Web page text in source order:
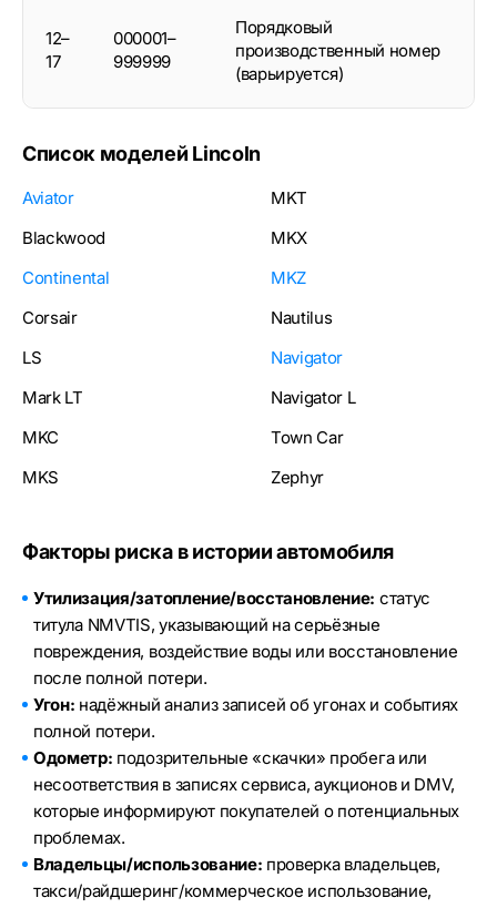
12–
17
000001–
999999
Порядковый
производственный номер
(варьируется)
Список моделей Lincoln
Aviator
Blackwood
Continental
Corsair
LS
Mark LT
MKC
MKS
MKT
MKX
MKZ
Nautilus
Navigator
Navigator L
Town Car
Zephyr
Факторы риска в истории автомобиля
Утилизация/затопление/восстановление: статус
титула NMVTIS, указывающий на серьёзные
повреждения, воздействие воды или восстановление
после полной потери.
Угон: надёжный анализ записей об угонах и событиях
полной потери.
Одометр: подозрительные «скачки» пробега или
несоответствия в записях сервиса, аукционов и DMV,
которые информируют покупателей о потенциальных
проблемах.
Владельцы/использование: проверка владельцев,
такси/райдшеринг/коммерческое использование,